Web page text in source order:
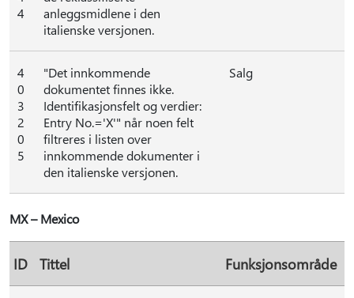
4
anleggsmidlene i den
italienske versjonen.
4
0
3
2
0
5
"Det innkommende
dokumentet finnes ikke.
Identifikasjonsfelt og verdier:
Entry No.='X'" når noen felt
filtreres i listen over
innkommende dokumenter i
den italienske versjonen.
Salg
MX – Mexico
ID Tittel Funksjonsområde